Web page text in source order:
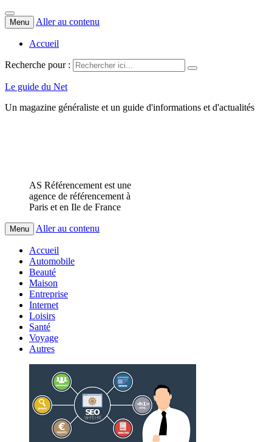
Menu Aller au contenu
Accueil
Recherche pour :
Le guide du Net
Un magazine généraliste et un guide d'informations et d'actualités
AS Référencement est une
agence de référencement à
Paris et en Ile de France
Menu Aller au contenu
Accueil
Automobile
Beauté
Maison
Entreprise
Internet
Loisirs
Santé
Voyage
Autres